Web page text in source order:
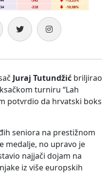
Juraj Tutundžić briljirao
turniru “Lah
potvrdio da hrvatski boks
seniora na prestižnom
medalje, no upravo je
najjači dojam na
iz više europskih